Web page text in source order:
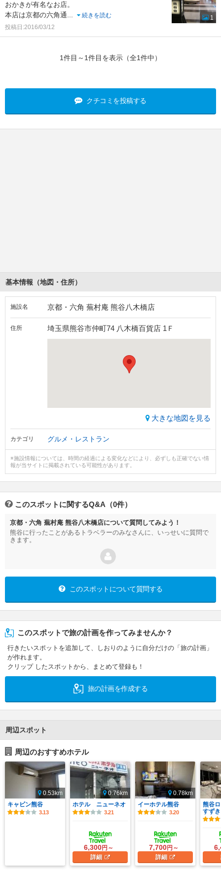
おかきが有名なお店。
本店は京都の六角通...
続きを読む
投稿日:2016/03/12
1
1件目～1件目を表示（全1件中）
クチコミを投稿する
基本情報（地図・住所）
施設名 京都・六角 蕪村庵 熊谷八木橋店
住所 埼玉県熊谷市仲町74 八木橋百貨店 1Ｆ
大きな地図を見る
カテゴリ グルメ・レストラン
※施設情報については、時間の経過による変化などにより、必ずしも正確でない情
報が当サイトに掲載されている可能性があります。
このスポットに関するQ&A（0件）
京都・六角 蕪村庵 熊谷八木橋店について質問してみよう！
熊谷に行ったことがあるトラベラーのみなさんに、いっせいに質問で
きます。
このスポットについて質問する
このスポットで旅の計画を作ってみませんか？
行きたいスポットを追加して、しおりのように自分だけの「旅の計画」
が作れます。
クリップ したスポットから、まとめて登録も！
旅の計画を作成する
周辺スポット
周辺のおすすめホテル
0.53km
キャビン熊谷
3.13
0.76km
ホテル ニューネオ
3.21
6,300円～
詳細
0.78km
イーホテル熊谷
3.20
7,700円～
詳細
熊谷
すずき